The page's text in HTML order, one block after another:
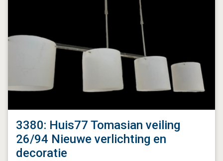
3380: Huis77 Tomasian veiling
26/94 Nieuwe verlichting en
decoratie